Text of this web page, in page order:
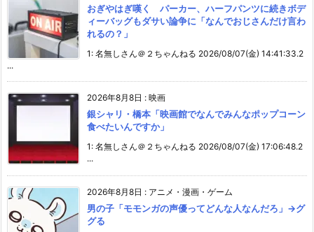
おぎやはぎ嘆く パーカー、ハーフパンツに続きボデ
ィーバッグもダサい論争に「なんでおじさんだけ言わ
れるの？」
1: 名無しさん＠２ちゃんねる 2026/08/07(金) 14:41:33.2
...
2026年8月8日 : 映画
銀シャリ・橋本「映画館でなんでみんなポップコーン
食べたいんですか」
1: 名無しさん＠２ちゃんねる 2026/08/07(金) 17:06:48.2
...
2026年8月8日 : アニメ・漫画・ゲーム
男の子「モモンガの声優ってどんな人なんだろ」→グ
グる